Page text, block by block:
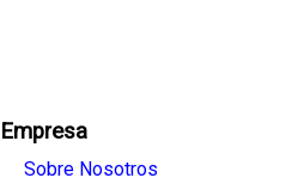
Empresa
Sobre Nosotros